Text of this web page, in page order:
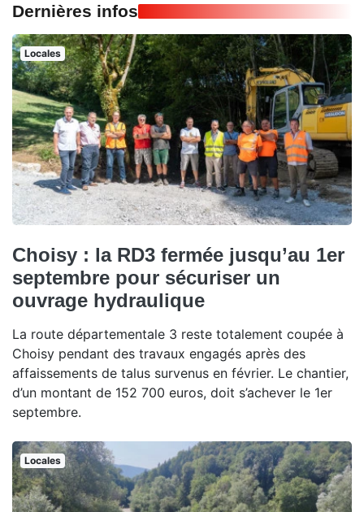
Dernières infos
Locales
Choisy : la RD3 fermée jusqu’au 1er
septembre pour sécuriser un
ouvrage hydraulique
La route départementale 3 reste totalement coupée à
Choisy pendant des travaux engagés après des
affaissements de talus survenus en février. Le chantier,
d’un montant de 152 700 euros, doit s’achever le 1er
septembre.
Locales